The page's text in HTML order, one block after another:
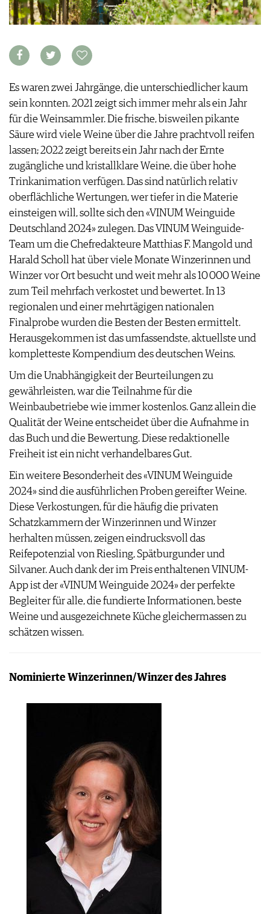
VORTEILSWELT
WEINWIRTSCHAFT
WEINSZENE
VINOPHILES
ARCHIV
ANMELDEN
AWARDS
NEWSLETTER
WINE TRADE CLUB
WERBUNG
Es waren zwei Jahrgänge, die unterschiedlicher kaum
sein konnten. 2021 zeigt sich immer mehr als ein Jahr
für die Weinsammler. Die frische, bisweilen pikante
Säure wird viele Weine über die Jahre prachtvoll reifen
lassen; 2022 zeigt bereits ein Jahr nach der Ernte
zugängliche und kristallklare Weine, die über hohe
Trinkanimation verfügen. Das sind natürlich relativ
oberflächliche Wertungen, wer tiefer in die Materie
einsteigen will, sollte sich den «VINUM Weinguide
Deutschland 2024» zulegen. Das VINUM Weinguide-
Team um die Chefredakteure Matthias F. Mangold und
Harald Scholl hat über viele Monate Winzerinnen und
Winzer vor Ort besucht und weit mehr als 10 000 Weine
zum Teil mehrfach verkostet und bewertet. In 13
regionalen und einer mehrtägigen nationalen
Finalprobe wurden die Besten der Besten ermittelt.
Herausgekommen ist das umfassendste, aktuellste und
kompletteste Kompendium des deutschen Weins.
Um die Unabhängigkeit der Beurteilungen zu
gewährleisten, war die Teilnahme für die
Weinbaubetriebe wie immer kostenlos. Ganz allein die
Qualität der Weine entscheidet über die Aufnahme in
das Buch und die Bewertung. Diese redaktionelle
Freiheit ist ein nicht verhandelbares Gut.
Ein weitere Besonderheit des «VINUM Weinguide
2024» sind die ausführlichen Proben gereifter Weine.
Diese Verkostungen, für die häufig die privaten
Schatzkammern der Winzerinnen und Winzer
herhalten müssen, zeigen eindrucksvoll das
Reifepotenzial von Riesling, Spätburgunder und
Silvaner. Auch dank der im Preis enthaltenen VINUM-
App ist der «VINUM Weinguide 2024» der perfekte
Begleiter für alle, die fundierte Informationen, beste
Weine und ausgezeichnete Küche gleichermassen zu
schätzen wissen.
Nominierte Winzerinnen/Winzer des Jahres